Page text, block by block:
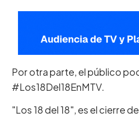
Por otra parte, el público podrá
#Los18Del18EnMTV.
"Los 18 del 18", es el cierre